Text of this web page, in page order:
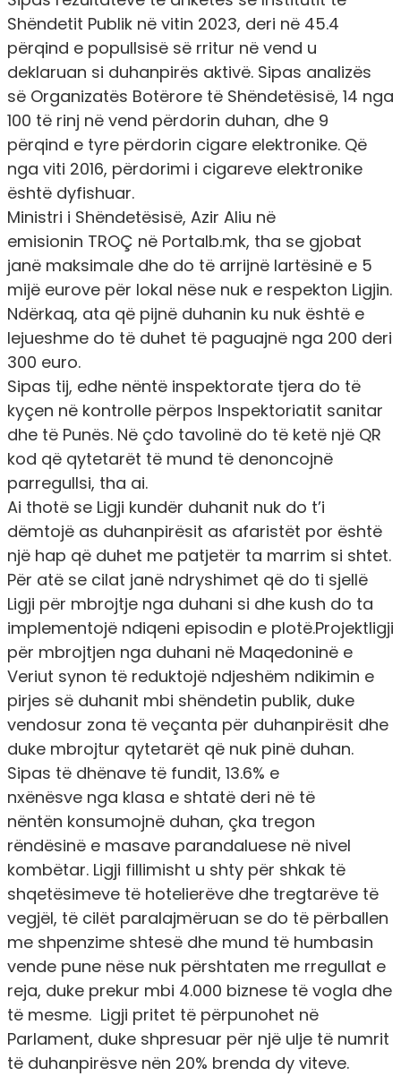
Shëndetit Publik në vitin 2023, deri në 45.4
përqind e popullsisë së rritur në vend u
deklaruan si duhanpirës aktivë. Sipas analizës
së Organizatës Botërore të Shëndetësisë, 14 nga
100 të rinj në vend përdorin duhan, dhe 9
përqind e tyre përdorin cigare elektronike. Që
nga viti 2016, përdorimi i cigareve elektronike
është dyfishuar.
Ministri i Shëndetësisë, Azir Aliu në
emisionin TROÇ në Portalb.mk, tha se gjobat
janë maksimale dhe do të arrijnë lartësinë e 5
mijë eurove për lokal nëse nuk e respekton Ligjin.
Ndërkaq, ata që pijnë duhanin ku nuk është e
lejueshme do të duhet të paguajnë nga 200 deri
300 euro.
Sipas tij, edhe nëntë inspektorate tjera do të
kyçen në kontrolle përpos Inspektoriatit sanitar
dhe të Punës. Në çdo tavolinë do të ketë një QR
kod që qytetarët të mund të denoncojnë
parregullsi, tha ai.
Ai thotë se Ligji kundër duhanit nuk do t’i
dëmtojë as duhanpirësit as afaristët por është
një hap që duhet me patjetër ta marrim si shtet.
Për atë se cilat janë ndryshimet që do ti sjellë
Ligji për mbrojtje nga duhani si dhe kush do ta
implementojë ndiqeni episodin e plotë.Projektligji
për mbrojtjen nga duhani në Maqedoninë e
Veriut synon të reduktojë ndjeshëm ndikimin e
pirjes së duhanit mbi shëndetin publik, duke
vendosur zona të veçanta për duhanpirësit dhe
duke mbrojtur qytetarët që nuk pinë duhan.
Sipas të dhënave të fundit, 13.6% e
nxënësve nga klasa e shtatë deri në të
nëntën konsumojnë duhan, çka tregon
rëndësinë e masave parandaluese në nivel
kombëtar. Ligji fillimisht u shty për shkak të
shqetësimeve të hotelierëve dhe tregtarëve të
vegjël, të cilët paralajmëruan se do të përballen
me shpenzime shtesë dhe mund të humbasin
vende pune nëse nuk përshtaten me rregullat e
reja, duke prekur mbi 4.000 biznese të vogla dhe
të mesme. Ligji pritet të përpunohet në
Parlament, duke shpresuar për një ulje të numrit
të duhanpirësve nën 20% brenda dy viteve.